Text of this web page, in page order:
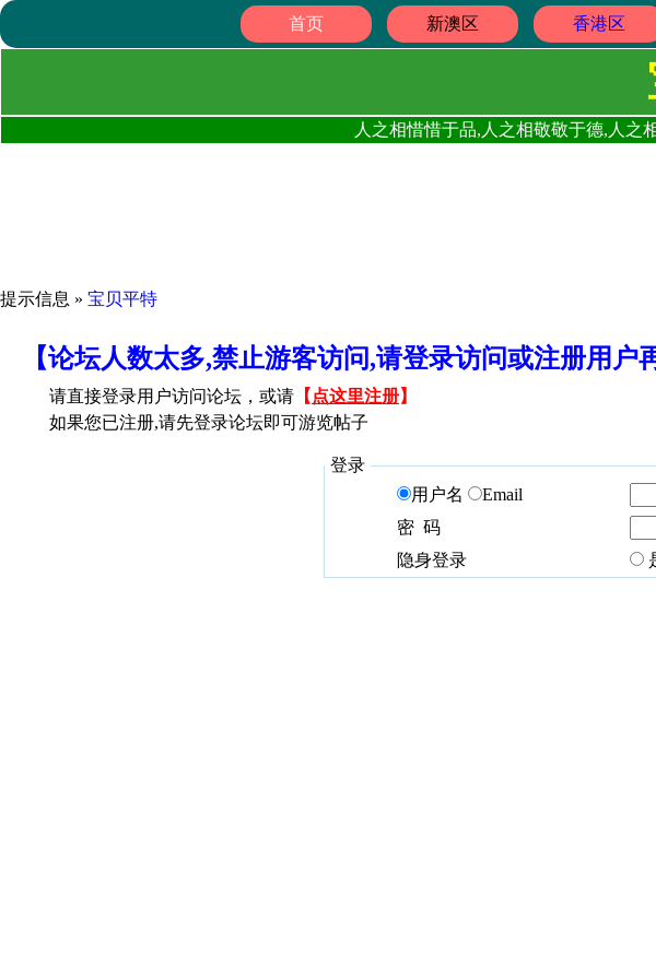
首页 新澳区 香港区
人之相惜惜于品,人之相敬敬于德,人之
提示信息 » 宝贝平特
【论坛人数太多,禁止游客访问,请登录访问或注册用户
请直接登录用户访问论坛，或请 【 点这里注册】
如果您已注册,请先登录论坛即可游览帖子
登录
用户名
Email
密 码
隐身登录